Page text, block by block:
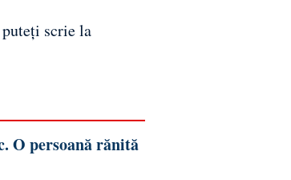
scrie la
O persoană rănită